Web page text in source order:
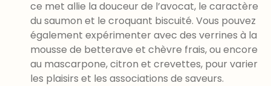
ce met allie la douceur de l’avocat, le caractère
du saumon et le croquant biscuité. Vous pouvez
également expérimenter avec des verrines à la
mousse de betterave et chèvre frais, ou encore
au mascarpone, citron et crevettes, pour varier
les plaisirs et les associations de saveurs.